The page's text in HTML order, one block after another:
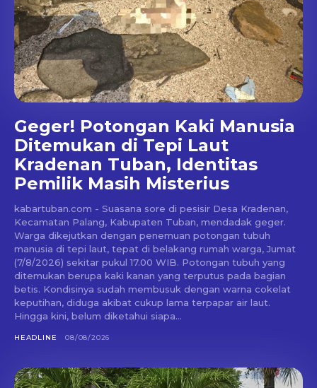
Geger! Potongan Kaki Manusia
Ditemukan di Tepi Laut
Kradenan Tuban, Identitas
Pemilik Masih Misterius
kabartuban.com - Suasana sore di pesisir Desa Kradenan,
Kecamatan Palang, Kabupaten Tuban, mendadak geger.
Warga dikejutkan dengan penemuan potongan tubuh
manusia di tepi laut, tepat di belakang rumah warga, Jumat
(7/8/2026) sekitar pukul 17.00 WIB. Potongan tubuh yang
ditemukan berupa kaki kanan yang terputus pada bagian
betis. Kondisinya sudah membusuk dengan warna cokelat
keputihan, diduga akibat cukup lama terpapar air laut.
Hingga kini, belum diketahui siapa...
HEADLINE 08/08/2026